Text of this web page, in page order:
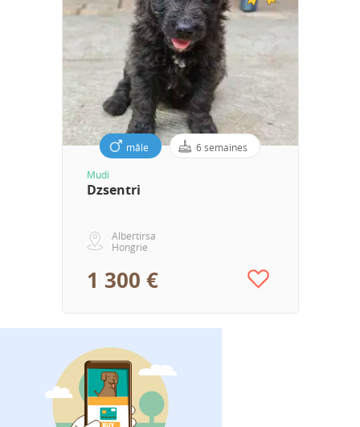
mâle 6 semaines
Mudi
Dzsentri
Albertirsa
Hongrie
1 300 €